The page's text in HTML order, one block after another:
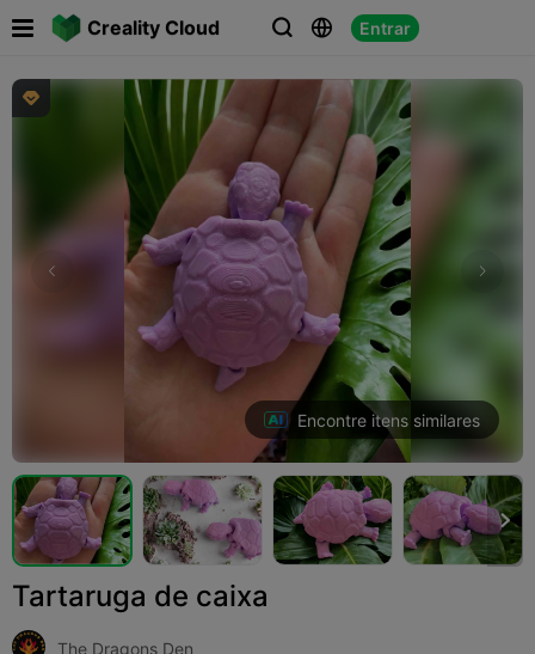
Creality Cloud   Entrar
 

Encontre itens similares

Tartaruga de caixa
The Dragons Den